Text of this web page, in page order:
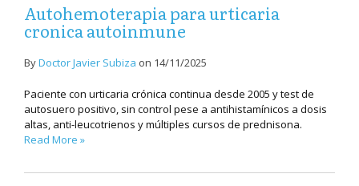
Autohemoterapia para urticaria
cronica autoinmune
ByDoctor Javier Subiza on 14/11/2025
Paciente con urticaria crónica continua desde 2005 y test de
autosuero positivo, sin control pese a antihistamínicos a dosis
altas, anti-leucotrienos y múltiples cursos de prednisona.
Read More »